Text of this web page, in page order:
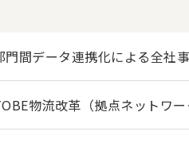
門間データ連携化による全社
物流改革（拠点ネットワー